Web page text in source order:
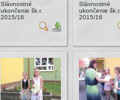
Slávnostné
ukončenie šk.r.
2015/16
Slávnostné
ukončenie šk.r.
2015/16